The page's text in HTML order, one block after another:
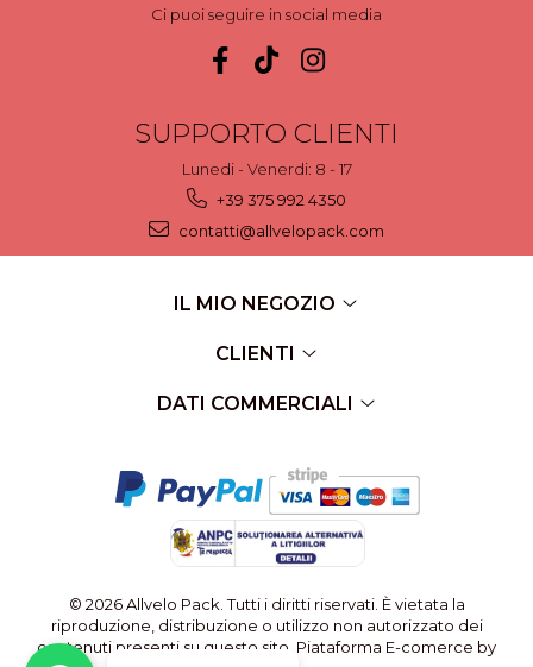
Ci puoi seguire in social media
SUPPORTO CLIENTI
Lunedi - Venerdi: 8 - 17
+39 375 992 4350
contatti@allvelopack.com
IL MIO NEGOZIO
CLIENTI
DATI COMMERCIALI
© 2026 Allvelo Pack. Tutti i diritti riservati. È vietata la
riproduzione, distribuzione o utilizzo non autorizzato dei
contenuti presenti su questo sito. Piataforma E-comerce by